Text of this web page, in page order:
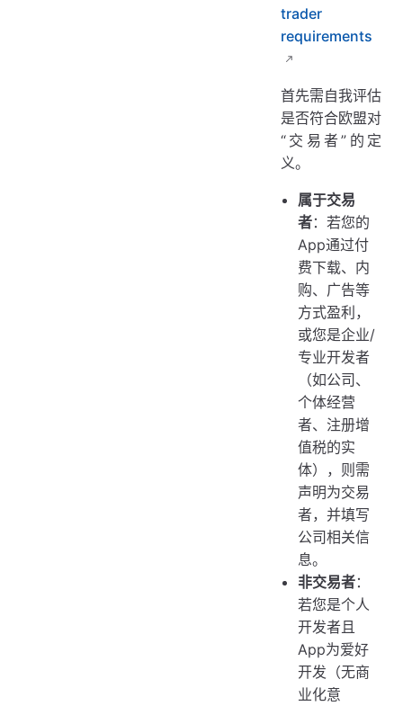
trader
requirements
首先需自我评估
是否符合欧盟对
“交易者”的定
义。
属于交易
者：若您的
App通过付
费下载、内
购、广告等
方式盈利，
或您是企业/
专业开发者
（如公司、
个体经营
者、注册增
值税的实
体），则需
声明为交易
者，并填写
公司相关信
息。
非交易者：
若您是个人
开发者且
App为爱好
开发（无商
业化意